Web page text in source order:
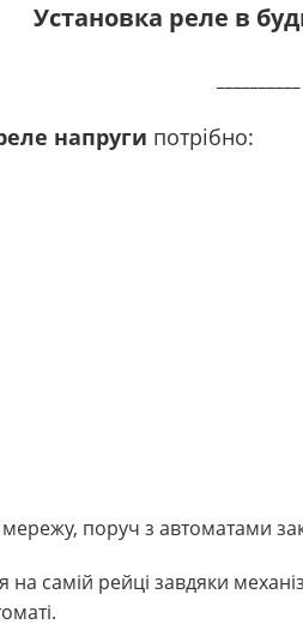
Установка реле в
напруги потрібно:
поруч з автоматами
самій рейці завдяки